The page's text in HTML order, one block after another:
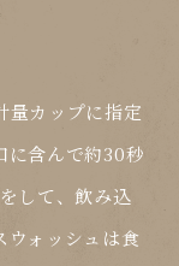
量カップに指定
に含んで約30秒
して、飲み込
ウォッシュ は食